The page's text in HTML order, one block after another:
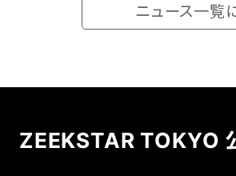
ニュース一覧
ZEEKSTAR TOKYO